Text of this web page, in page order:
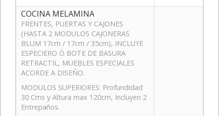
COCINA MELAMINA
FRENTES, PUERTAS Y CAJONES
(HASTA 2 MODULOS CAJONERAS
BLUM 17cm / 17cm / 35cm), INCLUYE
ESPECIERO Ó BOTE DE BASURA
RETRACTIL, MUEBLES ESPECIALES
ACORDE A DISEÑO.
MODULOS SUPERIORES: Profundidad
30 Cms y Altura max 120cm, Incluyen 2
Entrepaños.